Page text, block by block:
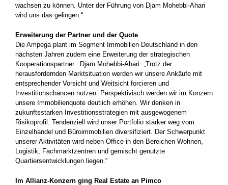
wachsen zu können. Unter der Führung von Djam Mohebbi-Ahari
wird uns das gelingen.“
Erweiterung der Partner und der Quote
Die Ampega plant im Segment Immobilien Deutschland in den
nächsten Jahren zudem eine Erweiterung der strategischen
Kooperationspartner. Djam Mohebbi-Ahari: „Trotz der
herausfordernden Marktsituation werden wir unsere Ankäufe mit
entsprechender Vorsicht und Weitsicht forcieren und
Investitionschancen nutzen. Perspektivisch werden wir im Konzern
unsere Immobilienquote deutlich erhöhen. Wir denken in
zukunftsstarken Investitionsstrategien mit ausgewogenem
Risikoprofil. Tendenziell wird unser Portfolio stärker weg vom
Einzelhandel und Büroimmobilien diversifiziert. Der Schwerpunkt
unserer Aktivitäten wird neben Office in den Bereichen Wohnen,
Logistik, Fachmarktzentren und gemischt genutzte
Quartiersentwicklungen liegen.“
Im Allianz-Konzern ging Real Estate an Pimco